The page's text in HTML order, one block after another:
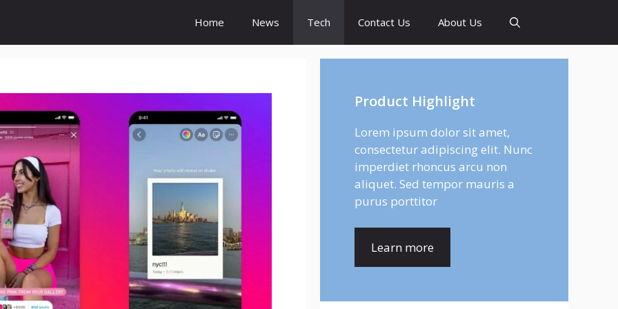
Home News Tech Contact Us About Us
Product Highlight
Lorem ipsum dolor sit amet,
consectetur adipiscing elit. Nunc
imperdiet rhoncus arcu non
aliquet. Sed tempor mauris a
purus porttitor
Learn more